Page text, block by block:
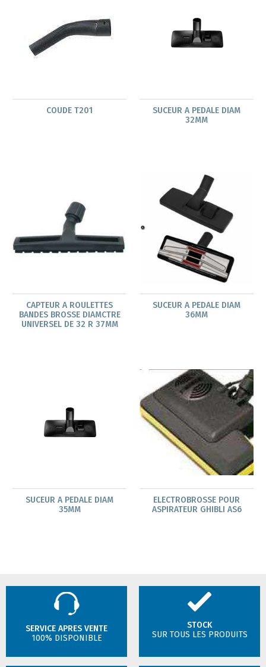
COUDE T201
SUCEUR A PEDALE DIAM
32MM
CAPTEUR A ROULETTES
BANDES BROSSE DIAMCTRE
UNIVERSEL DE 32 R 37MM
SUCEUR A PEDALE DIAM
36MM
SUCEUR A PEDALE DIAM
35MM
ELECTROBROSSE POUR
ASPIRATEUR GHIBLI AS6
SERVICE APRES VENTE
100% DISPONIBLE
STOCK
SUR TOUS LES PRODUITS